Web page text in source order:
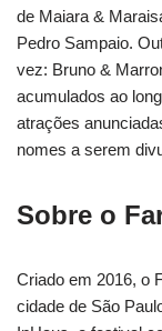
de Maiara &
Pedro Sampaio.
vez: Bruno &
acumulados ao
atrações
nomes a serem
Sobre o
Criado em 2016, o
cidade de São